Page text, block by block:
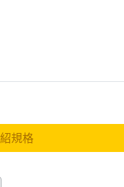
規格